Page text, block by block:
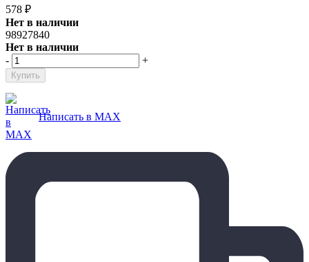
578 ₽
Нет в наличии
98927840
Нет в наличии
-
+
Написать в MAX